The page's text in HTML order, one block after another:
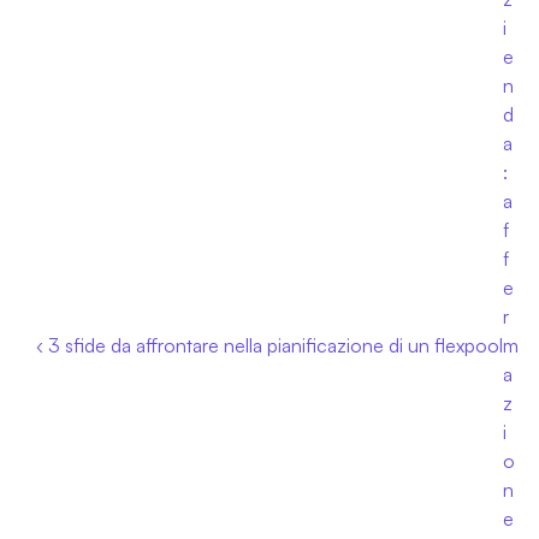
‹ 3 sfide da affrontare nella pianificazione di un flexpool
i
e
n
d
a
:
a
f
f
e
r
m
a
z
i
o
n
e